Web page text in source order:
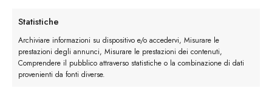
Statistiche
Archiviare informazioni su dispositivo e/o accedervi, Misurare le
prestazioni degli annunci, Misurare le prestazioni dei contenuti,
Comprendere il pubblico attraverso statistiche o la combinazione di dati
provenienti da fonti diverse.
I trackback sono chiusi, ma puoi
←Precedente
Successivo→